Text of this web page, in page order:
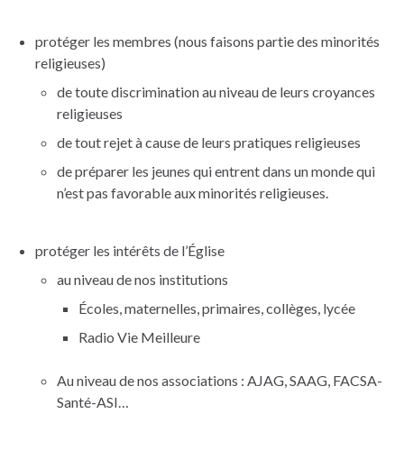
protéger les membres (nous faisons partie des minorités
religieuses)
de toute discrimination au niveau de leurs croyances
religieuses
de tout rejet à cause de leurs pratiques religieuses
de préparer les jeunes qui entrent dans un monde qui
n’est pas favorable aux minorités religieuses.
protéger les intérêts de l’Église
au niveau de nos institutions
Écoles, maternelles, primaires, collèges, lycée
Radio Vie Meilleure
Au niveau de nos associations : AJAG, SAAG, FACSA-
Santé-ASI…